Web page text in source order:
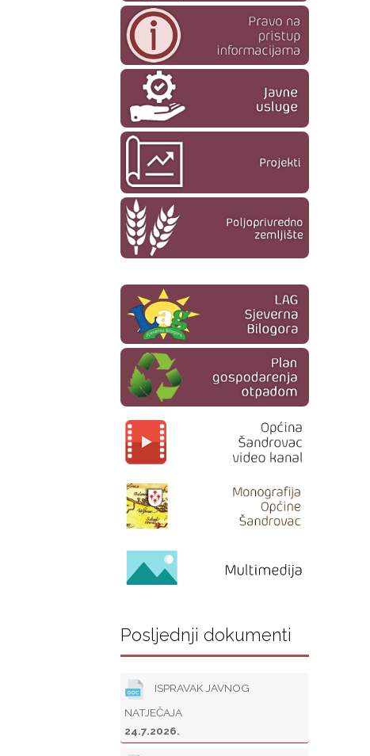
Posljednji dokumenti
ISPRAVAK JAVNOG
NATJEČAJA
24.7.2026.